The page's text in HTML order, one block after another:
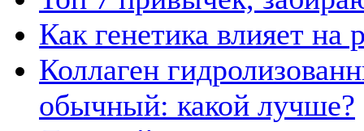
Как генетика влияет
Коллаген
обычный: какой лучше?